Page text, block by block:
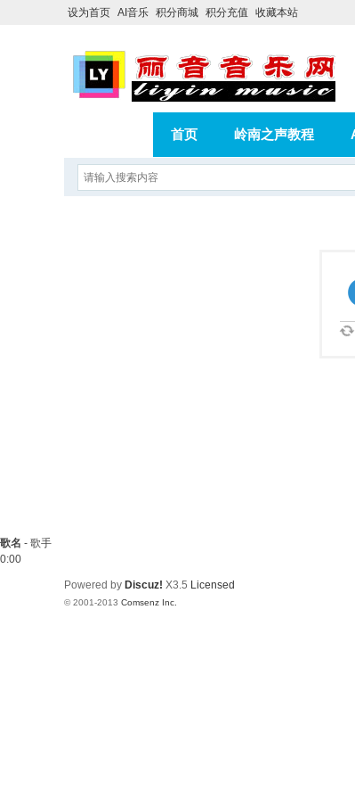
设为首页 AI音乐 积分商城 积分充值 收藏本站
首页 岭南之声教程
歌名 - 歌手
0:00
Powered by Discuz! X3.5 Licensed
© 2001-2013 Comsenz Inc.